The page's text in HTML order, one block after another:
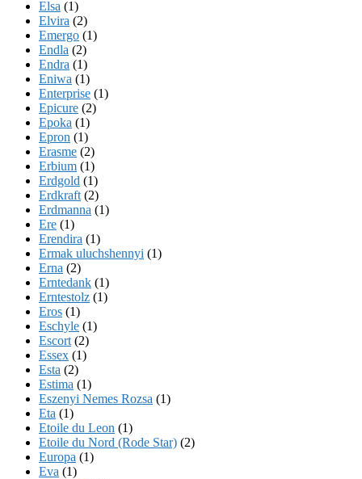
Elsa (1)
Elvira (2)
Emergo (1)
Endla (2)
Endra (1)
Eniwa (1)
Enterprise (1)
Epicure (2)
Epoka (1)
Epron (1)
Erasme (2)
Erbium (1)
Erdgold (1)
Erdkraft (2)
Erdmanna (1)
Ere (1)
Erendira (1)
Ermak uluchshennyi (1)
Erna (2)
Erntedank (1)
Erntestolz (1)
Eros (1)
Eschyle (1)
Escort (2)
Essex (1)
Esta (2)
Estima (1)
Eszenyi Nemes Rozsa (1)
Eta (1)
Etoile du Leon (1)
Etoile du Nord (Rode Star) (2)
Europa (1)
Eva (1)